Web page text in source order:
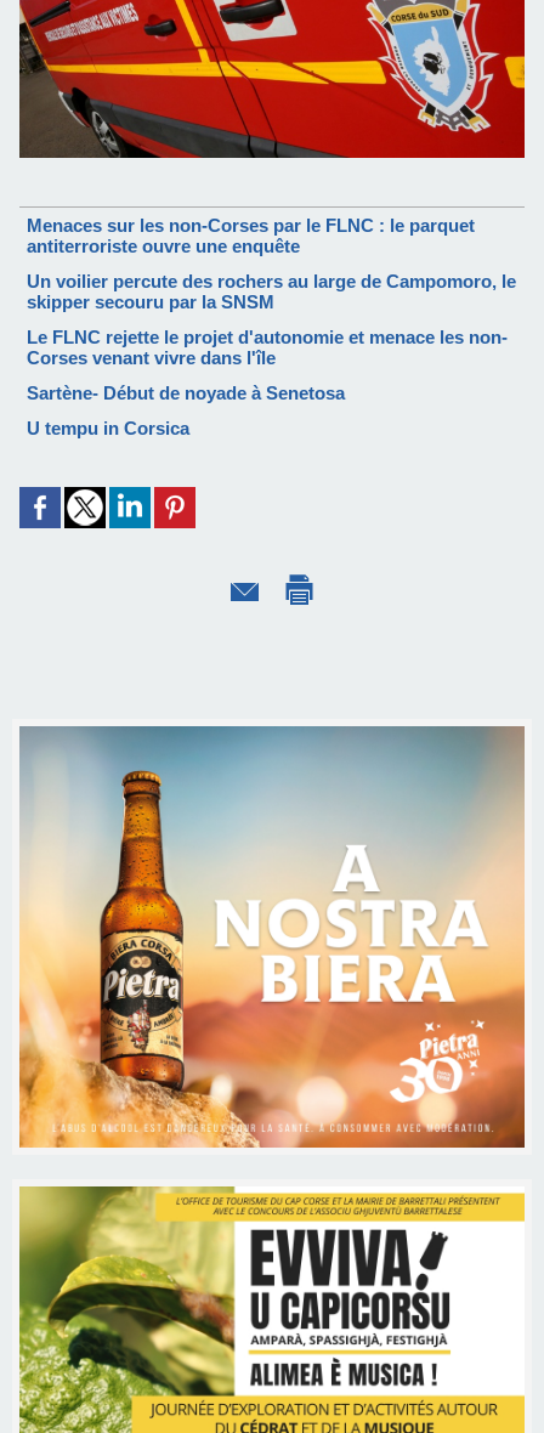
Menaces sur les non-Corses par le FLNC : le parquet
antiterroriste ouvre une enquête
Un voilier percute des rochers au large de Campomoro, le
skipper secouru par la SNSM
Le FLNC rejette le projet d'autonomie et menace les non-
Corses venant vivre dans l'île
Sartène- Début de noyade à Senetosa
U tempu in Corsica